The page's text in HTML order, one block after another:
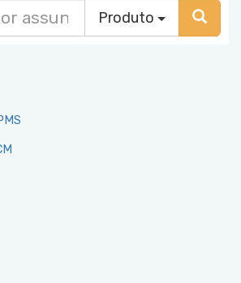
Produto